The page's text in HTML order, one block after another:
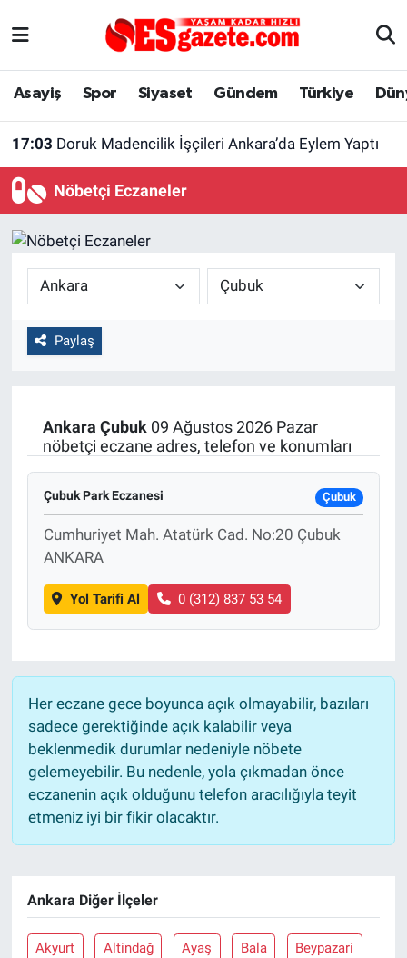
Asayiş Spor Siyaset Gündem Türkiye
17:03 Doruk Madencilik İşçileri Ankara’da Eylem Yaptı
Nöbetçi Eczaneler
Paylaş
Ankara Çubuk09 Ağustos 2026 Pazar
nöbetçi eczane adres, telefon ve konumları
Çubuk Park Eczanesi Çubuk
Cumhuriyet Mah. Atatürk Cad. No:20 Çubuk
ANKARA
Yol Tarifi Al 0 (312) 837 53 54
Her eczane gece boyunca açık olmayabilir, bazıları
sadece gerektiğinde açık kalabilir veya
beklenmedik durumlar nedeniyle nöbete
gelemeyebilir. Bu nedenle, yola çıkmadan önce
eczanenin açık olduğunu telefon aracılığıyla teyit
etmeniz iyi bir fikir olacaktır.
Ankara Diğer İlçeler
Akyurt Altindağ Ayaş Bala Beypazari
Asayiş
Türkiye
Dünya
Sağlık
Yaşam
Eskişehir Arşivi
Röportaj
Ekonomi
Politika
Bilecik
Kütahya
Genel
Çevre
Yerel
Magazin
Bilim ve Teknoloji
Eskişehir Nöbetçi Eczaneler
Tüm Manşetler
Son Dakika Haberleri
Haber Arşivi